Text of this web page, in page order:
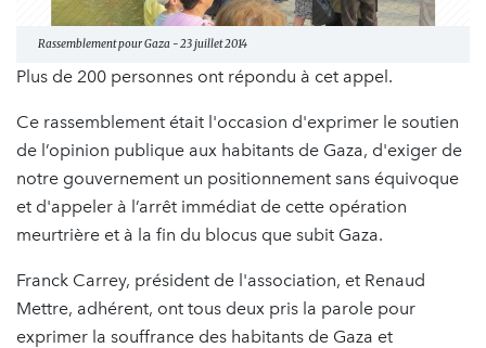
Rassemblement pour Gaza - 23 juillet 2014
Plus de 200 personnes ont répondu à cet appel.
Ce rassemblement était l'occasion d'exprimer le soutien
de l’opinion publique aux habitants de Gaza, d'exiger de
notre gouvernement un positionnement sans équivoque
et d'appeler à l’arrêt immédiat de cette opération
meurtrière et à la fin du blocus que subit Gaza.
Franck Carrey, président de l'association, et Renaud
Mettre, adhérent, ont tous deux pris la parole pour
exprimer la souffrance des habitants de Gaza et